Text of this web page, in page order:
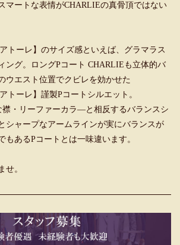
マートな表情がCHARLIEの真骨頂ではない
トーレ】のサイズ感といえば、グラマラス
ング。ロングPコート CHARLIEも立体的バ
ウエスト位置でクビレを効かせた
トーレ】謹製Pコートシルエット。
襟・リーファーカラ―と相反するバランスシ
シャープなアームラインが実にバランスが
もあるPコートとは一味違います。
せ。